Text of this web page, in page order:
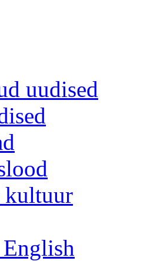
uudised
kultuur